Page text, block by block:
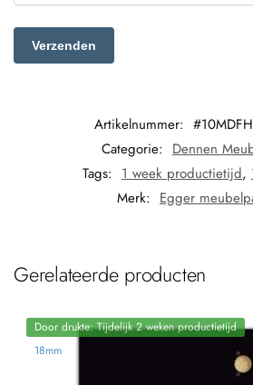
Artikelnummer:
Categorie: Dennen
Tags: 1 week productietijd,
Merk: Egger
Gerelateerde producten
Door drukte: Tijdelijk 2 weken productietijd
18mm